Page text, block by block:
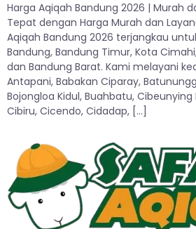
Harga Aqiqah Bandung 2026 | Murah
Tepat dengan Harga Murah dan
Aqiqah Bandung 2026 terjangkau
Bandung, Bandung Timur, Kota
dan Bandung Barat. Kami melayani
Antapani, Babakan Ciparay,
Bojongloa Kidul, Buahbatu, Cibeunying
Cibiru, Cicendo, Cidadap, […]